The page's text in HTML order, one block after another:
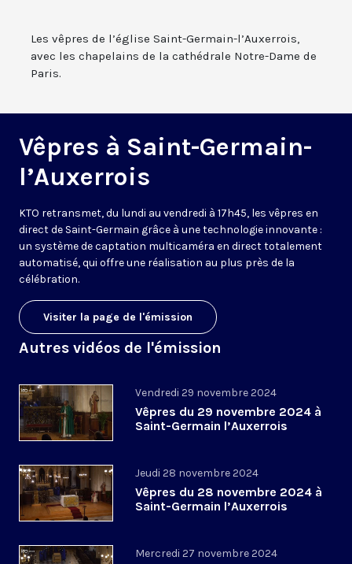
Les vêpres de l’église Saint-Germain-l’Auxerrois,
avec les chapelains de la cathédrale Notre-Dame de
Paris.
Vêpres à Saint-Germain-
l’Auxerrois
KTO retransmet, du lundi au vendredi à 17h45, les vêpres en
direct de Saint-Germain grâce à une technologie innovante :
un système de captation multicaméra en direct totalement
automatisé, qui offre une réalisation au plus près de la
célébration.
Visiter la page de l'émission
Autres vidéos de l'émission
Vendredi 29 novembre 2024
Vêpres du 29 novembre 2024 à
Saint-Germain l’Auxerrois
Jeudi 28 novembre 2024
Vêpres du 28 novembre 2024 à
Saint-Germain l’Auxerrois
Mercredi 27 novembre 2024